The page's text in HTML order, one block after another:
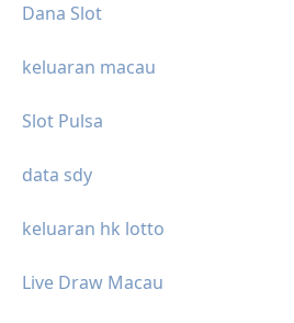
Dana Slot
keluaran macau
Slot Pulsa
data sdy
keluaran hk lotto
Live Draw Macau